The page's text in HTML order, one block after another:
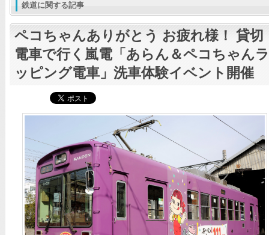
鉄道に関する記事
ペコちゃんありがとう お疲れ様！ 貸切
電車で行く嵐電「あらん＆ペコちゃんラ
ッピング電車」洗車体験イベント開催